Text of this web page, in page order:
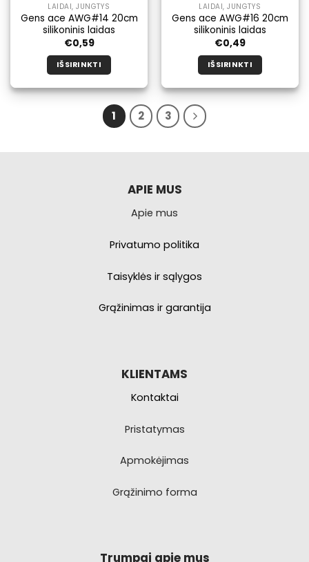
LAIDAI, JUNGTYS
Gens ace AWG#14 20cm
silikoninis laidas
€0,59
IŠSIRINKTI
produktas
LAIDAI, JUNGTYS
Gens ace AWG#16 20cm
silikoninis laidas
€0,49
IŠSIRINKTI
produktas
1 2 3
APIE MUS
Apie mus
Privatumo politika
Taisyklės ir sąlygos
Grąžinimas ir garantija
KLIENTAMS
Kontaktai
Pristatymas
Apmokėjimas
Grąžinimo forma
Trumpai apie mus